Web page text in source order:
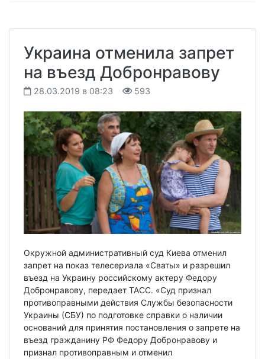
Украина отменила запрет
на въезд Добронравову
28.03.2019 в 08:23 593
Окружной административный суд Киева отменил
запрет на показ телесериала «Сваты» и разрешил
въезд на Украину российскому актеру Федору
Добронравову, передает ТАСС. «Суд признал
противоправными действия Службы безопасности
Украины (СБУ) по подготовке справки о наличии
оснований для принятия постановления о запрете на
въезд гражданину РФ Федору Добронравову и
признал противоправным и отменил